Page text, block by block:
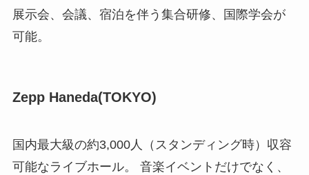
展示会、会議、宿泊を伴う集合研修、国際学会が
可能。
Zepp Haneda(TOKYO)
国内最大級の約3,000人（スタンディング時）収容
可能なライブホール。 音楽イベントだけでなく、